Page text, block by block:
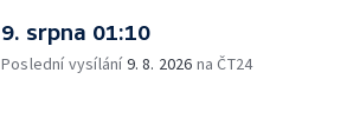
9. srpna 01:10
Poslední vysílání9. 8. 2026 na ČT24